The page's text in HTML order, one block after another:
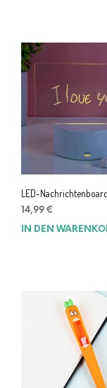
LED-Nachrichtenboard
14,99 €
IN DEN